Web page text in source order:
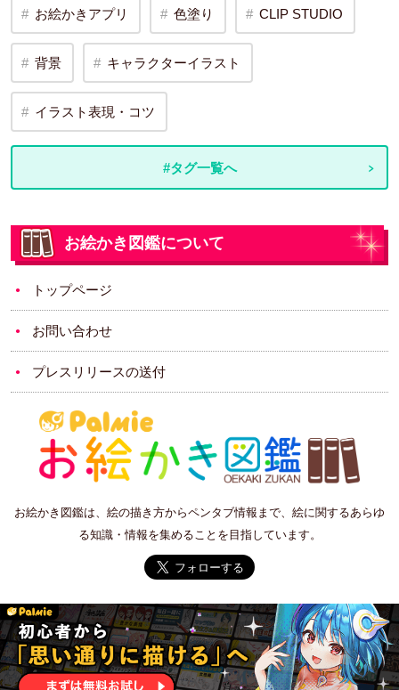
お絵かきアプリ 色塗り CLIP STUDIO
背景 キャラクターイラスト
イラスト表現・コツ
#タグ一覧へ
お絵かき図鑑について
トップページ
お問い合わせ
プレスリリースの送付
お絵かき図鑑は、絵の描き方からペンタブ情報まで、絵に関するあらゆ
る知識・情報を集めることを目指しています。